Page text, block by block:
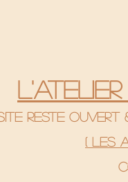
reste ouvert
( Les